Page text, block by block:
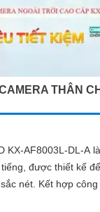
THÂN
KX-AF8003L-DL-A
được thiết kế
tiên tiến